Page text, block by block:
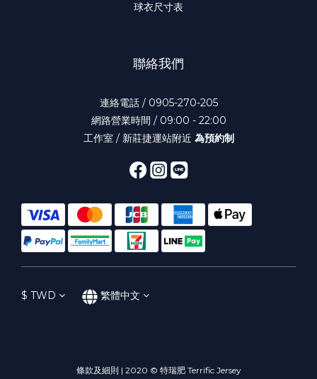
球衣尺寸表
聯絡我們
連絡電話 / 0905-270-205
網路營業時間 / 09:00 - 22:00
工作室 / 新莊捷運站附近 為預約制
$ TWD 繁體中文
條款及細則 | 2020 © 特瑞肥 Terrific Jersey